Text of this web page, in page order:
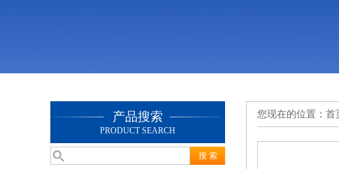
产品搜索
PRODUCT SEARCH
您现在的位置： 首